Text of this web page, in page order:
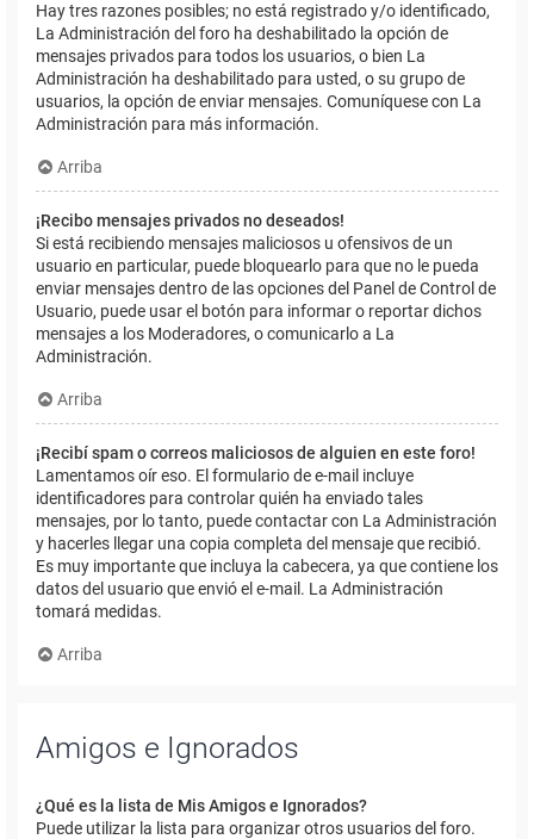
Hay tres razones posibles; no está registrado y/o identificado,
La Administración del foro ha deshabilitado la opción de
mensajes privados para todos los usuarios, o bien La
Administración ha deshabilitado para usted, o su grupo de
usuarios, la opción de enviar mensajes. Comuníquese con La
Administración para más información.
Arriba
¡Recibo mensajes privados no deseados!
Si está recibiendo mensajes maliciosos u ofensivos de un
usuario en particular, puede bloquearlo para que no le pueda
enviar mensajes dentro de las opciones del Panel de Control de
Usuario, puede usar el botón para informar o reportar dichos
mensajes a los Moderadores, o comunicarlo a La
Administración.
Arriba
¡Recibí spam o correos maliciosos de alguien en este foro!
Lamentamos oír eso. El formulario de e-mail incluye
identificadores para controlar quién ha enviado tales
mensajes, por lo tanto, puede contactar con La Administración
y hacerles llegar una copia completa del mensaje que recibió.
Es muy importante que incluya la cabecera, ya que contiene los
datos del usuario que envió el e-mail. La Administración
tomará medidas.
Arriba
Amigos e Ignorados
¿Qué es la lista de Mis Amigos e Ignorados?
Puede utilizar la lista para organizar otros usuarios del foro.